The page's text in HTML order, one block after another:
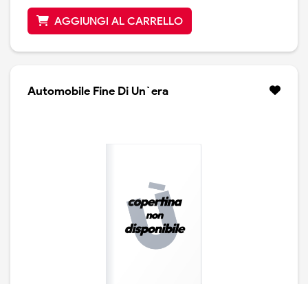
AGGIUNGI AL CARRELLO
Automobile Fine Di Un`era